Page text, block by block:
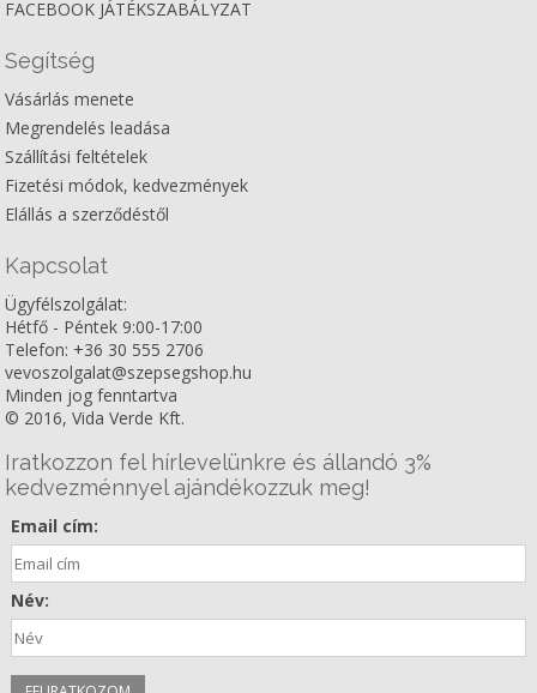
FACEBOOK JÁTÉKSZABÁLYZAT
Segítség
Vásárlás menete
Megrendelés leadása
Szállítási feltételek
Fizetési módok, kedvezmények
Elállás a szerződéstől
Kapcsolat
Ügyfélszolgálat:
Hétfő - Péntek 9:00-17:00
Telefon: +36 30 555 2706
vevoszolgalat@szepsegshop.hu
Minden jog fenntartva
© 2016, Vida Verde Kft.
Iratkozzon fel hírlevelünkre és állandó 3%
kedvezménnyel ajándékozzuk meg!
Email cím:
Név: